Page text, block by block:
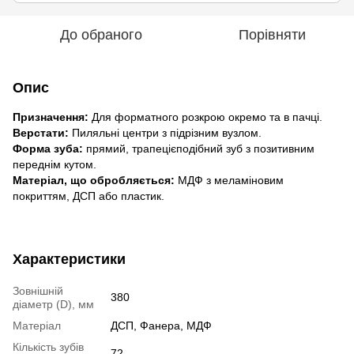
До обраного Порівняти
Опис
Призначення: Для форматного розкрою окремо та в пачці.
Верстати: Пиляльні центри з підрізним вузлом.
Форма зуба: прямий, трапецієподібний зуб з позитивним
переднім кутом.
Матеріал, що обробляється: МДФ з меламіновим
покриттям, ДСП або пластик.
Характеристики
Зовнішній
діаметр (D), мм
380
Матеріал
ДСП, Фанера, МДФ
Кількість зубів